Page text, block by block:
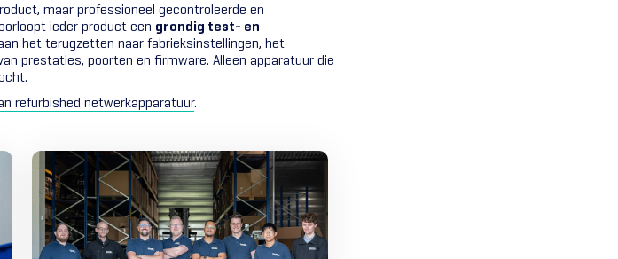
maar professioneel gecontroleerde en
ieder product een grondig test- en
het terugzetten naar fabrieksinstellingen, het
prestaties, poorten en firmware. Alleen apparatuur die
refurbished netwerkapparatuur.